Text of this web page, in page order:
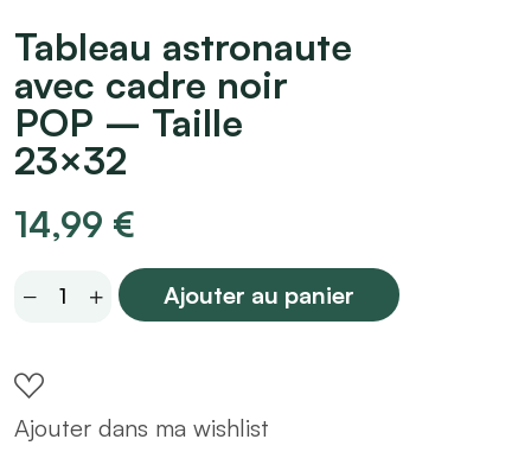
Tableau astronaute
avec cadre noir
POP – Taille
23×32
14,99 €
Tableau
astronaute
cadre
noir
Ajouter au panier
Ajouter dans ma wishlist